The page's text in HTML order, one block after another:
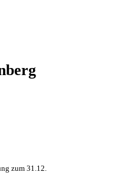
zum 31.12.